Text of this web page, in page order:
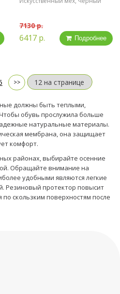
7130 р.
6417 р. Подробнее
должны быть теплыми,
обувь прослужила больше
натуральные материалы.
мембрана, она защищает
комфорт.
районах, выбирайте осенние
Обращайте внимание на
удобными являются легкие
Резиновый протектор повысит
скользким поверхностям после